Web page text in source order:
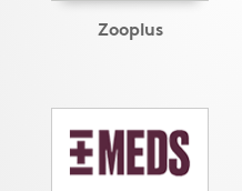
Zooplus